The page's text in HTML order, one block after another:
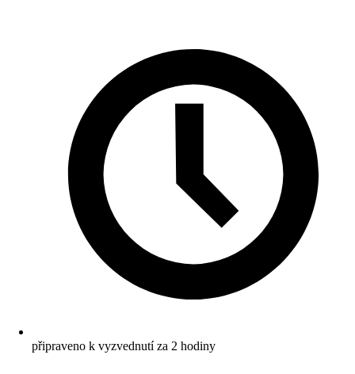
připraveno k vyzvednutí za 2 hodiny